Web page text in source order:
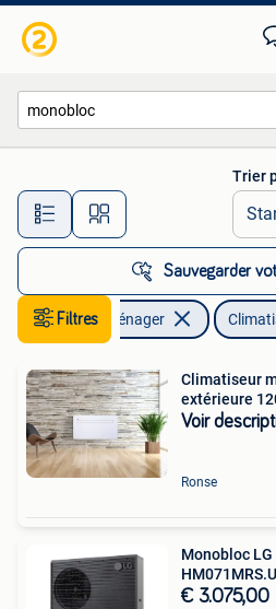
Toutes les
Trier
Sauvegarder
Filtres
Electroménager
Climatiseur
extérieure
Voir
Ronse
Monobloc LG
€ 3.075,00